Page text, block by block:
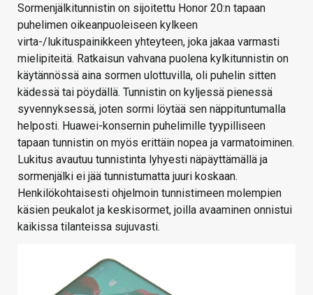
Sormenjälkitunnistin on sijoitettu Honor 20:n tapaan
puhelimen oikeanpuoleiseen kylkeen
virta-/lukituspainikkeen yhteyteen, joka jakaa varmasti
mielipiteitä. Ratkaisun vahvana puolena kylkitunnistin on
käytännössä aina sormen ulottuvilla, oli puhelin sitten
kädessä tai pöydällä. Tunnistin on kyljessä pienessä
syvennyksessä, joten sormi löytää sen näppituntumalla
helposti. Huawei-konsernin puhelimille tyypilliseen
tapaan tunnistin on myös erittäin nopea ja varmatoiminen.
Lukitus avautuu tunnistinta lyhyesti näpäyttämällä ja
sormenjälki ei jää tunnistumatta juuri koskaan.
Henkilökohtaisesti ohjelmoin tunnistimeen molempien
käsien peukalot ja keskisormet, joilla avaaminen onnistui
kaikissa tilanteissa sujuvasti.